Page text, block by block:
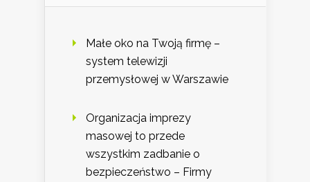
Małe oko na Twoją firmę –
system telewizji
przemysłowej w Warszawie
Organizacja imprezy
masowej to przede
wszystkim zadbanie o
bezpieczeństwo – Firmy